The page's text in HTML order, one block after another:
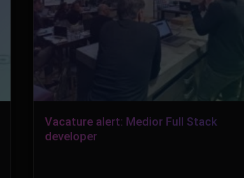
Vacature alert: Medior Full Stack
developer